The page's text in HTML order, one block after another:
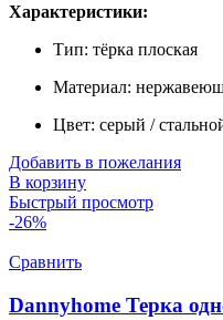
Характеристики:
Тип: тёрка плоская
Материал:
Цвет: серый /
Добавить в пожелания
В корзину
Быстрый просмотр
-26%
Сравнить
Dannyhome Терка